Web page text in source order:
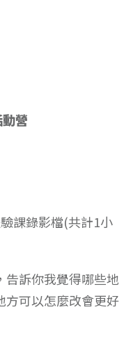
營
課錄影檔(共計1小
告訴你我覺得哪些地
方可以怎麼改會更好